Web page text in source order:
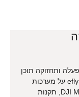
ותחזוקה תוכן
מקצועי זה קשור ל: דיון היסטורי בפורום efly על מערכות